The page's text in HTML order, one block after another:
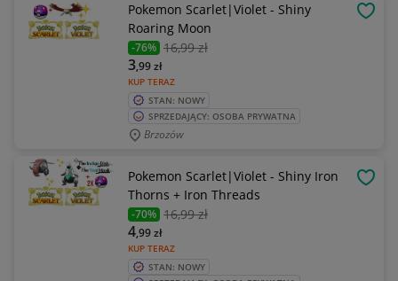
Pokemon Scarlet|Violet - Shiny
Roaring Moon
-76% 16,99 zł
KUP TERAZ
3,99zł
STAN: NOWY
SPRZEDAJĄCY: OSOBA PRYWATNA
Brzozów
Pokemon Scarlet|Violet - Shiny Iron
Thorns + Iron Threads
-70% 16,99 zł
KUP TERAZ
4,99zł
STAN: NOWY